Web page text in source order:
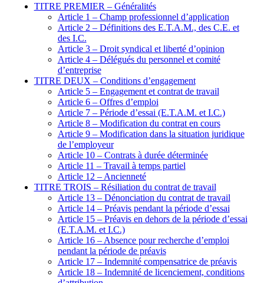
TITRE PREMIER – Généralités
Article 1 – Champ professionnel d’application
Article 2 – Définitions des E.T.A.M., des C.E. et
des I.C.
Article 3 – Droit syndical et liberté d’opinion
Article 4 – Délégués du personnel et comité
d’entreprise
TITRE DEUX – Conditions d’engagement
Article 5 – Engagement et contrat de travail
Article 6 – Offres d’emploi
Article 7 – Période d’essai (E.T.A.M. et I.C.)
Article 8 – Modification du contrat en cours
Article 9 – Modification dans la situation juridique
de l’employeur
Article 10 – Contrats à durée déterminée
Article 11 – Travail à temps partiel
Article 12 – Ancienneté
TITRE TROIS – Résiliation du contrat de travail
Article 13 – Dénonciation du contrat de travail
Article 14 – Préavis pendant la période d’essai
Article 15 – Préavis en dehors de la période d’essai
(E.T.A.M. et I.C.)
Article 16 – Absence pour recherche d’emploi
pendant la période de préavis
Article 17 – Indemnité compensatrice de préavis
Article 18 – Indemnité de licenciement, conditions